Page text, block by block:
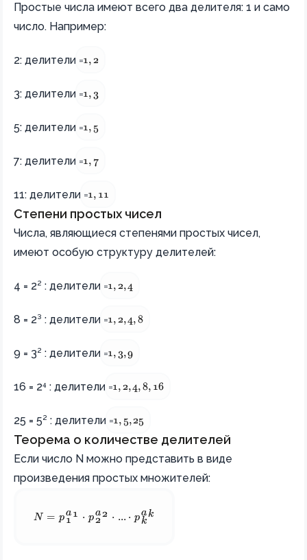
Простые числа имеют всего два делителя: 1 и само
число. Например:
2: делители ={1, 2}
1, 2
3: делители ={1, 3}
1, 3
5: делители ={1, 5}
1, 5
7: делители ={1, 7}
1, 7
11: делители ={1, 11}
1, 11
Степени простых чисел
Числа, являющиеся степенями простых чисел,
имеют особую структуру делителей:
4 = 2² : делители ={1, 2, 4}
1, 2,4
8 = 2³ : делители ={1, 2, 4, 8}
1, 2,4, 8
9 = 3² : делители ={1, 3, 9}
1, 3,9
16 = 2⁴ : делители ={1, 2, 4, 8, 16}
1, 2,4, 8, 16
25 = 5² : делители ={1, 5, 25}
1, 5,25
Теорема о количестве делителей
Если число N можно представить в виде
произведения простых множителей:
N = p_1^{a_1} \cdot p_2^{a_2} \cdot ... \cdot p_k^{a_k}
N = p 1
a 1 ⋅ p2
a2 ⋅ ... ⋅ pk
ak